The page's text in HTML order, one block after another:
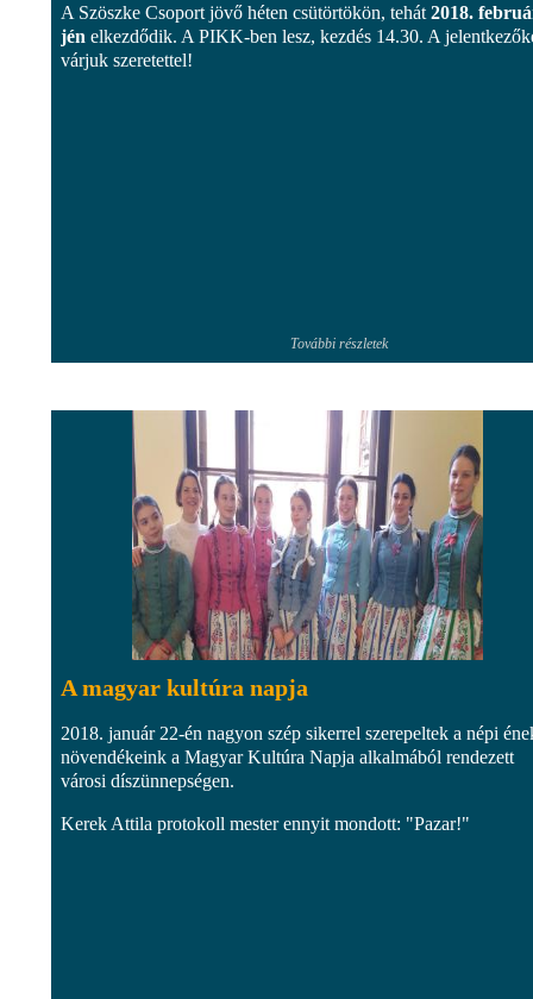
A Szöszke Csoport jövő héten csütörtökön, tehát 2018.
jén elkezdődik. A PIKK-ben lesz, kezdés 14.30. A
várjuk szeretettel!
További részletek
A magyar kultúra napja
2018. január 22-én nagyon szép sikerrel szerepeltek a népi
növendékeink a Magyar Kultúra Napja alkalmából rendezett
városi díszünnepségen.
Kerek Attila protokoll mester ennyit mondott: "Pazar!"